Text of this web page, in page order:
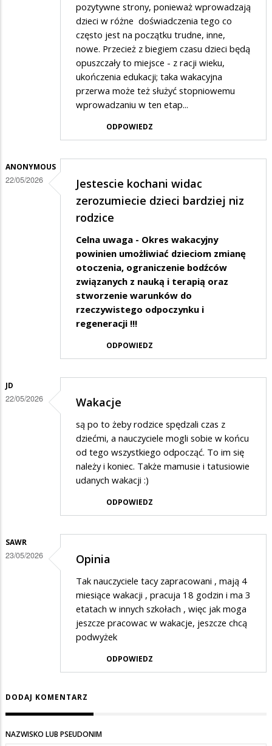
pozytywne strony, ponieważ wprowadzają
dzieci w różne doświadczenia tego co
często jest na początku trudne, inne,
nowe. Przecież z biegiem czasu dzieci będą
opuszczały to miejsce - z racji wieku,
ukończenia edukacji; taka wakacyjna
przerwa może też służyć stopniowemu
wprowadzaniu w ten etap...
ODPOWIEDZ
ANONYMOUS
22/05/2026
Jestescie kochani widac
zerozumiecie dzieci bardziej niz
rodzice
Celna uwaga - Okres wakacyjny
powinien umożliwiać dzieciom zmianę
otoczenia, ograniczenie bodźców
związanych z nauką i terapią oraz
stworzenie warunków do
rzeczywistego odpoczynku i
regeneracji !!!
ODPOWIEDZ
JD
22/05/2026 Wakacje
są po to żeby rodzice spędzali czas z
dziećmi, a nauczyciele mogli sobie w końcu
od tego wszystkiego odpocząć. To im się
należy i koniec. Także mamusie i tatusiowie
udanych wakacji :)
ODPOWIEDZ
SAWR
23/05/2026 Opinia
Tak nauczyciele tacy zapracowani , mają 4
miesiące wakacji , pracuja 18 godzin i ma 3
etatach w innych szkołach , więc jak moga
jeszcze pracowac w wakacje, jeszcze chcą
podwyżek
ODPOWIEDZ
DODAJ KOMENTARZ
NAZWISKO LUB PSEUDONIM